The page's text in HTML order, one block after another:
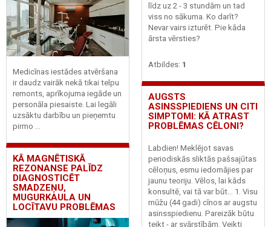
Medicīnas iestādes atvēršana
ir daudz vairāk nekā tikai telpu
remonts, aprīkojuma iegāde un
personāla piesaiste. Lai legāli
uzsāktu darbību un pieņemtu
pirmo ...
KĀ MAGNĒTISKĀ
REZONANSE PALĪDZ
DIAGNOSTICĒT
SMADZEŅU,
MUGURKAULA UN
LOCĪTAVU PROBLĒMAS
līdz uz 2 - 3 stundām un tad
viss no sākuma. Ko darīt?
Nevar vairs izturēt. Pie kāda
ārsta vērsties?
Atbildes: 1
AUGSTS
ASINSSPIEDIENS UN CITI
SIMPTOMI: KĀ ATRAST
PROBLĒMAS CĒLONI?
Labdien! Meklējot savas
periodiskās sliktās pašsajūtas
cēloņus, esmu iedomājies par
jaunu teoriju. Vēlos, lai kāds
konsultē, vai tā var būt... 1. Visu
mūžu (44 gadi) cīnos ar augstu
asinsspiedienu. Pareizāk būtu
teikt - ar svārstībām. Veikti